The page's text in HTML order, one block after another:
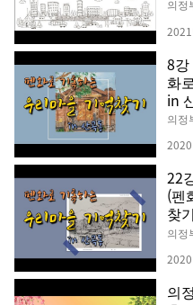
의정
8
화
in
의정
22
(펜
찾
의정
의